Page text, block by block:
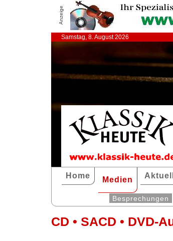
Anzeige
Samstag, 8. August 2026
Home Medien
Besprechungen
CD • SACD • DVD-